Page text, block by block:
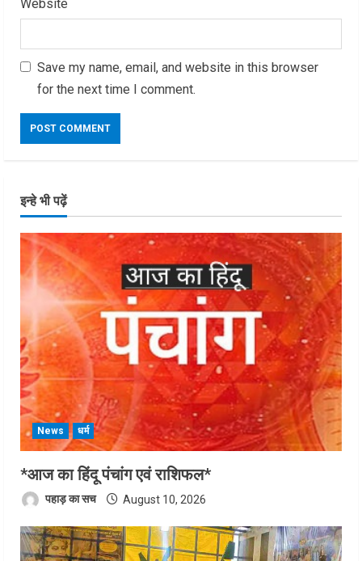
Website
Save my name, email, and website in this browser
for the next time I comment.
इन्हे भी पढ़ें
News धर्म
*आज का हिंदू पंचांग एवं राशिफल*
पहाड़ का सच August 10, 2026